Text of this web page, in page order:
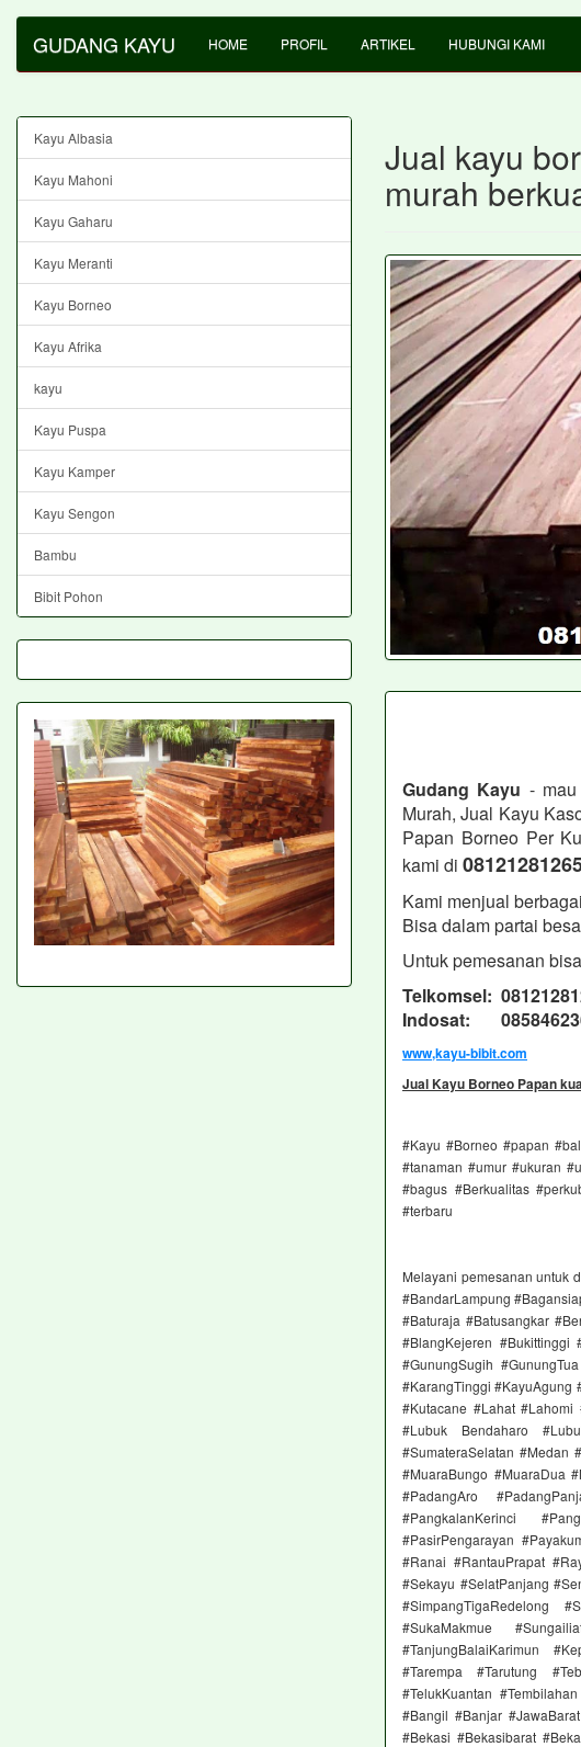
GUDANG KAYU HOME PROFIL ARTIKEL HUBUNGI KAMI
Jual kayu
murah
Gudang Kayu -
Murah, Jual Kayu
Papan Borneo Per
kami di
Kami menjual
Bisa dalam partai
Untuk pemesanan
Telkomsel:
Indosat:
www,kayu-bibit.com
Jual Kayu Borneo Papan
#Kayu #Borneo #papan
#tanaman #umur #ukuran
#bagus #Berkualitas
#terbaru
Melayani pemesanan untuk
#BandarLampung
#Baturaja #Batusangkar
#BlangKejeren #Bukittinggi
#GunungSugih
#KarangTinggi #KayuAgung
#Kutacane #Lahat
#Lubuk Bendaharo
#SumateraSelatan #Medan
#MuaraBungo #MuaraDua
#PadangAro
#PangkalanKerinci
#PasirPengarayan
#Ranai #RantauPrapat
#Sekayu #SelatPanjang
#SimpangTigaRedelong
#SukaMakmue
#TanjungBalaiKarimun
#Tarempa #Tarutung
#TelukKuantan
#Bangil #Banjar
#Bekasi #Bekasibarat
Kayu Albasia
Kayu Mahoni
Kayu Gaharu
Kayu Meranti
Kayu Borneo
Kayu Afrika
kayu
Kayu Puspa
Kayu Kamper
Kayu Sengon
Bambu
Bibit Pohon